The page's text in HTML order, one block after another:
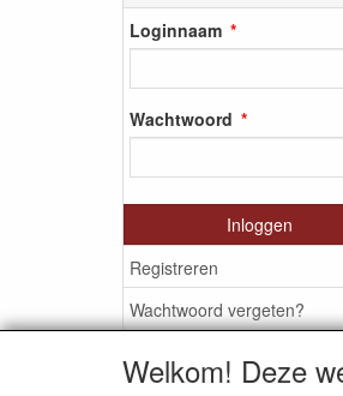
Loginnaam
Wachtwoord
Inloggen
Registreren
Wachtwoord vergeten?
Welkom! Deze